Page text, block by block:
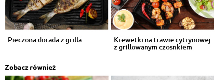
Pieczona dorada z grilla Krewetki na trawie cytrynowej
z grillowanym czosnkiem
Zobacz również